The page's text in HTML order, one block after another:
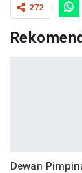
272
Dewan